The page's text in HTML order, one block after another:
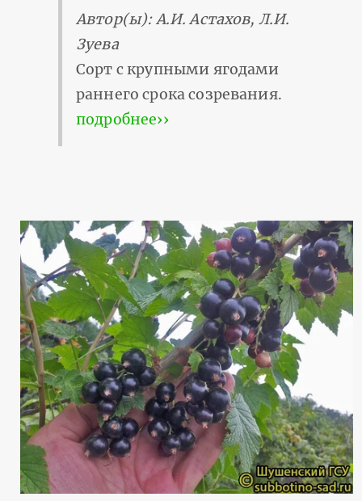
Автор(ы): А.И. Астахов, Л.И.
Зуева
Сорт с крупными ягодами
раннего срока созревания.
подробнее››